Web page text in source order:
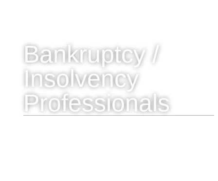
Bankruptcy /
Insolvency
Professionals